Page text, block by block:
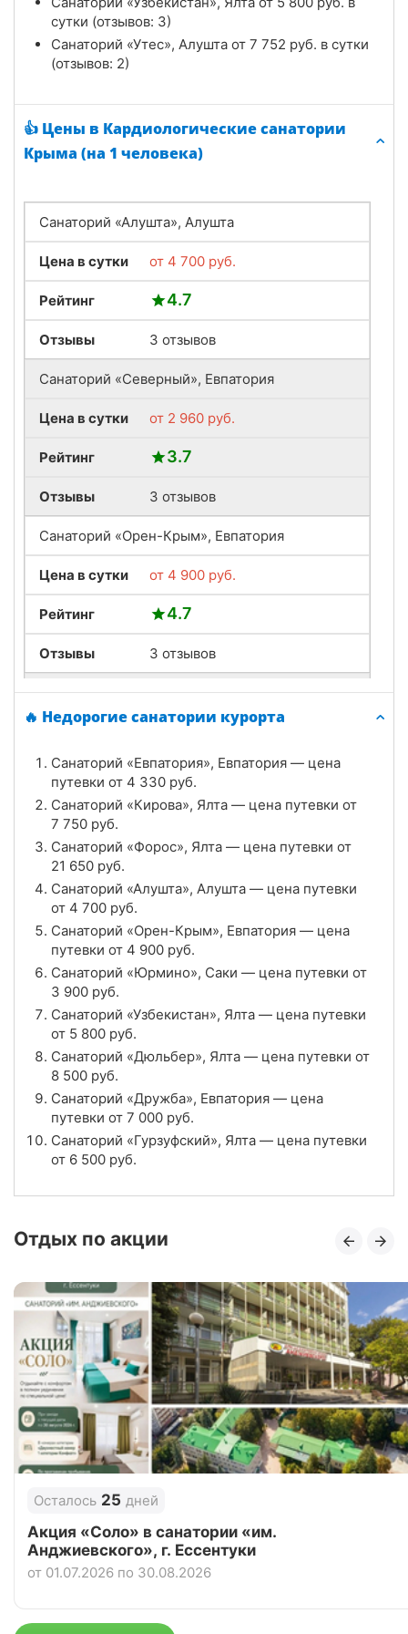
сутки (отзывов: 3)
Санаторий «Утес», Алушта от 7 752 руб. в сутки
(отзывов: 2)
👍 Цены в Кардиологические санатории
Крыма (на 1 человека)
Санаторий «Алушта», Алушта
Цена в сутки от 4 700 руб.
Рейтинг 4.7
Отзывы 3 отзывов
Санаторий «Северный», Евпатория
Цена в сутки от 2 960 руб.
Рейтинг 3.7
Отзывы 3 отзывов
Санаторий «Орен-Крым», Евпатория
Цена в сутки от 4 900 руб.
Рейтинг 4.7
Отзывы 3 отзывов
Санаторий «Дружба», Евпатория
Рейтинг 4.3
Отзывы 3 отзывов
Санаторий «Мечта», Евпатория
Цена в сутки от3 500руб.
Рейтинг 4.0
Отзывы 3 отзывов
Санаторий «Приморье», Евпатория
Цена в сутки
Рейтинг
Отзывы 3 отзывов
Санаторий «Евпатория», Евпатория
Рейтинг 5.0
Отзывы 3 отзывов
Санаторий «Юрмино», Саки
Цена в сутки от3 900руб.
Рейтинг 4.7
Отзывы 3 отзывов
Санаторий «Славутич», Алушта
Рейтинг 3.7
🔥 Недорогие санатории курорта
Санаторий «Евпатория», Евпатория — цена
путевки от 4 330 руб.
Санаторий «Кирова», Ялта — цена путевки от
7 750 руб.
Санаторий «Форос», Ялта — цена путевки от
21 650 руб.
Санаторий «Алушта», Алушта — цена путевки
от 4 700 руб.
Санаторий «Орен-Крым», Евпатория — цена
путевки от 4 900 руб.
Санаторий «Юрмино», Саки — цена путевки от
3 900 руб.
Санаторий «Узбекистан», Ялта — цена путевки
от 5 800 руб.
Санаторий «Дюльбер», Ялта — цена путевки от
8 500 руб.
Санаторий «Дружба», Евпатория — цена
путевки от 7 000 руб.
Санаторий «Гурзуфский», Ялта — цена путевки
от 6 500 руб.
Отдых по акции
Осталось 25 дней
Акция «Соло» в санатории «им.
Анджиевского», г. Ессентуки
от 01.07.2026 по 30.08.2026